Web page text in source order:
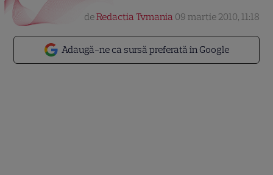
Adaugă-ne ca sursă preferată în Google
deRedactia Tvmania 09 martie 2010, 11:18